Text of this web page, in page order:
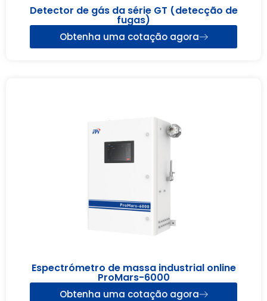
Detector de gás da série GT (detecção de
fugas)
Obtenha uma cotação agora
Espectrómetro de massa industrial online
ProMars-6000
Obtenha uma cotação agora